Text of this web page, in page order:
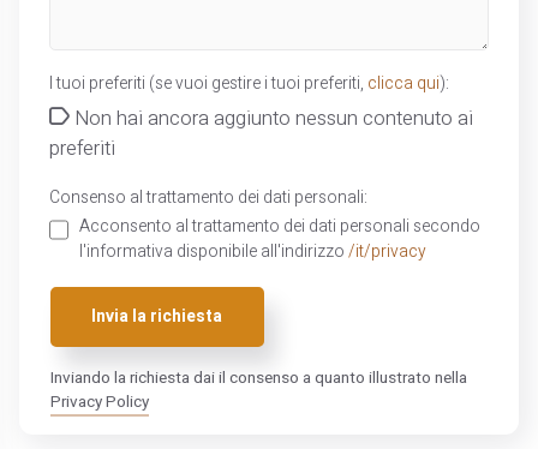
I tuoi preferiti (se vuoi gestire i tuoi preferiti, clicca qui):
Non hai ancora aggiunto nessun contenuto ai
preferiti
Consenso al trattamento dei dati personali:
Acconsento al trattamento dei dati personali secondo
l'informativa disponibile all'indirizzo /it/privacy
Invia la richiesta
Inviando la richiesta dai il consenso a quanto illustrato nella
Privacy Policy